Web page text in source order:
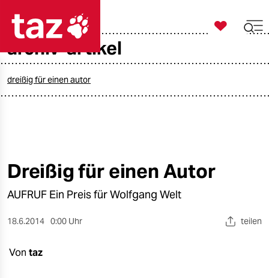
öko
gesellschaft
kultur

taz zahl ich
archiv-artikel
dreißig für einen autor
Dreißig für einen Autor
AUFRUF Ein Preis für Wolfgang Welt
18.6.2014 0:00 Uhr teilen
Von taz